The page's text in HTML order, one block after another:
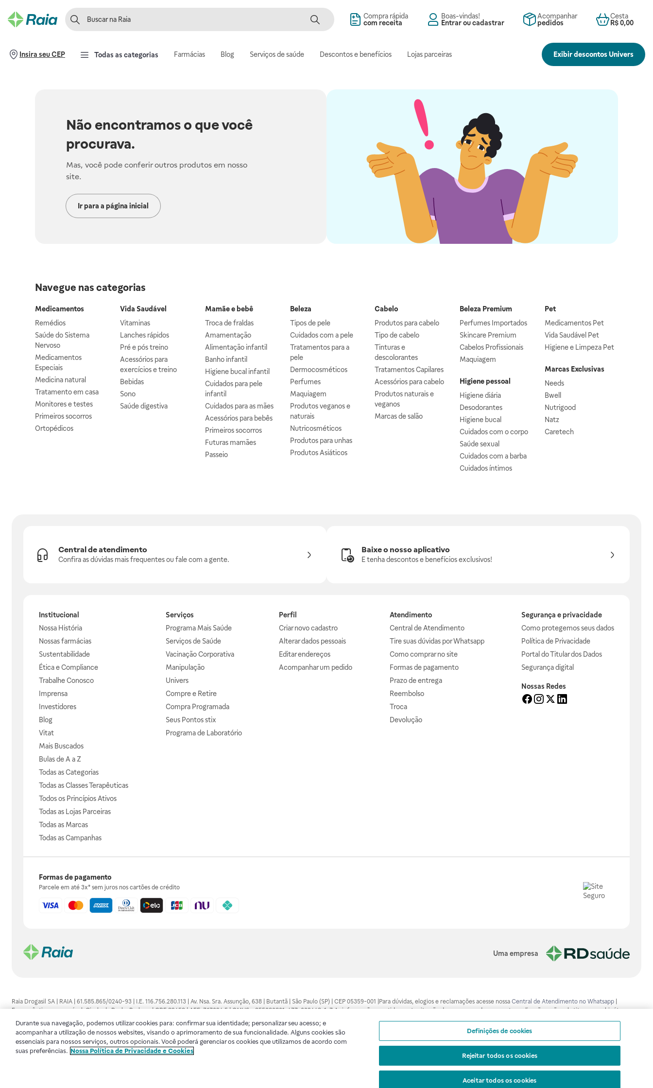
Compra rápida
com receita
Boas-vindas!
Entrar ou cadastrar
Acompanhar
pedidos
Cesta
R$ 0,00
Insira seu CEP Todas as categorias Farmácias Blog Serviços de saúde Descontos e benefícios Lojas parceiras Exibir descontos Univers
Não encontramos o que você
procurava.
Mas, você pode conferir outros produtos em nosso
site.
Ir para a página inicial
Navegue nas categorias
Medicamentos
Remédios
Saúde do Sistema
Nervoso
Medicamentos
Especiais
Medicina natural
Tratamento em casa
Monitores e testes
Primeiros socorros
Ortopédicos
Vida Saudável
Vitaminas
Lanches rápidos
Pré e pós treino
Acessórios para
exercícios e treino
Bebidas
Sono
Saúde digestiva
Mamãe e bebê
Troca de fraldas
Amamentação
Alimentação infantil
Banho infantil
Higiene bucal infantil
Cuidados para pele
infantil
Cuidados para as mães
Acessórios para bebês
Primeiros socorros
Futuras mamães
Passeio
Beleza
Tipos de pele
Cuidados com a pele
Tratamentos para a
pele
Dermocosméticos
Perfumes
Maquiagem
Produtos veganos e
naturais
Nutricosméticos
Produtos para unhas
Produtos Asiáticos
Cabelo
Produtos para cabelo
Tipo de cabelo
Tinturas e
descolorantes
Tratamentos Capilares
Acessórios para cabelo
Produtos naturais e
veganos
Marcas de salão
Beleza Premium
Perfumes Importados
Skincare Premium
Cabelos Profissionais
Maquiagem
Higiene pessoal
Higiene diária
Desodorantes
Higiene bucal
Cuidados com o corpo
Saúde sexual
Cuidados com a barba
Cuidados íntimos
Pet
Medicamentos Pet
Vida Saudável Pet
Higiene e Limpeza Pet
Marcas Exclusivas
Needs
Bwell
Nutrigood
Natz
Caretech
Central de atendimento
Confira as dúvidas mais frequentes ou fale com a gente.
Baixe o nosso aplicativo
E tenha descontos e benefícios exclusivos!
Institucional
Nossa História
Nossas farmácias
Sustentabilidade
Ética e Compliance
Trabalhe Conosco
Imprensa
Investidores
Blog
Vitat
Mais Buscados
Bulas de A a Z
Todas as Categorias
Todas as Classes Terapêuticas
Todos os Princípios Ativos
Todas as Lojas Parceiras
Todas as Marcas
Todas as Campanhas
Serviços
Programa Mais Saúde
Serviços de Saúde
Vacinação Corporativa
Manipulação
Univers
Compre e Retire
Compra Programada
Seus Pontos stix
Programa de Laboratório
Perfil
Criar novo cadastro
Alterar dados pessoais
Editar endereços
Acompanhar um pedido
Atendimento
Central de Atendimento
Tire suas dúvidas por Whatsapp
Como comprar no site
Formas de pagamento
Prazo de entrega
Reembolso
Troca
Devolução
Segurança e privacidade
Como protegemos seus dados
Política de Privacidade
Portal do Titular dos Dados
Segurança digital
Nossas Redes
Formas de pagamento
Parcele em até 3x* sem juros nos cartões de crédito
Uma empresa
Raia Drogasil SA | RAIA | 61.585.865/0240-93 | I.E. 116.756.280.113 | Av. Nsa. Sra. Assunção, 638 | Butantã | São Paulo (SP) | CEP 05359-001 |Para dúvidas, elogios e reclamações acesse nossa Central de Atendimento no Whatsapp
Farmacêutico responsável: Gisele da Penha Barbosa | CRF 89453 | AFE: 7.17094.5 | CMVS - 355030801-477-002443-1-7 As informações contidas neste site não devem ser usadas para automedicação e não substituem, em hipótese
alguma, as orientações dadas pelo profissional da área médica. Somente o médico está apto a diagnosticar qualquer problema de saúde e prescrever o tratamento adequado. Ao persistirem os sintomas, um médico deverá ser
consultado. Os preços e promoções divulgados no site são válidos apenas para compras feitas pela internet. Maiores esclarecimentos, consultar o site: www.anvisa.gov.br . A Raia Drogasil SA trabalha com as tecnologias mais avançadas
de proteção de dados, para que você possa realizar suas compras com tranqüilidade. A privacidade e a segurança dos clientes são compromissos da Raia Drogasil SA. Todos os pedidos efetuados estão sujeitos à confirmação da
disponibilidade de produto em nosso estoque.
Durante sua navegação, podemos utilizar cookies para: confirmar sua identidade; personalizar seu acesso; e
acompanhar a utilização de nossos websites, visando o aprimoramento de sua funcionalidade. Alguns cookies são
essenciais para nossos serviços, outros opcionais. Você poderá gerenciar os cookies que utilizamos de acordo com
suas preferências. Nossa Política de Privacidade e Cookies
Definições de cookies
Rejeitar todos os cookies
Aceitar todos os cookies